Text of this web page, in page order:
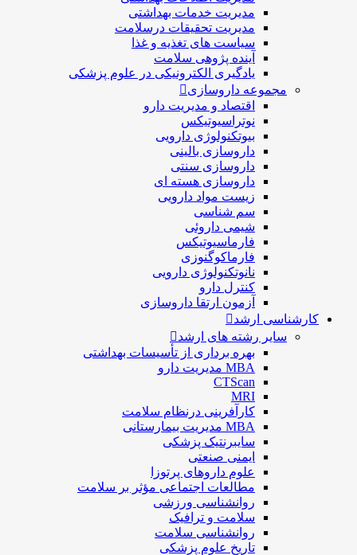
مدیریت خدمات بهداشتی
مدیریت تحقیقات درسلامت
سیاست های تغذیه و غذا
آینده پژوهی سلامت
یادگیری الکترونیکی در علوم پزشکی
مجموعه داروسازی
اقتصاد و مديريت دارو
نوتراسیوتیکس
بيوتكنولوژی دارویی
داروسازی بالينی
داروسازی سنتی
داروسازی هسته ای
زیست مواد دارویی
سم شناسی
شيمی داروئی
فارماسيوتيكس
فارماكوگنوزی
نانوتکنولوژی دارویی
كنترل دارو
آزمون ارتقا داروسازی
کارشناسی ارشد
سایر رشته های ارشد
بهره برداری از تأسیسات بهداشتی
MBA مدیریت دارو
CTScan
MRI
کارآفرینی درنظام سلامت
MBA مدیریت بیمارستانی
سایبرنتیک پزشکی
ایمنی صنعتی
علوم داروهای پرتوزا
مطالعات اجتماعی مؤثر بر سلامت
روانشناسی ورزشی
سلامت و ترافیک
روانشناسی سلامت
تاریخ علوم پزشکی